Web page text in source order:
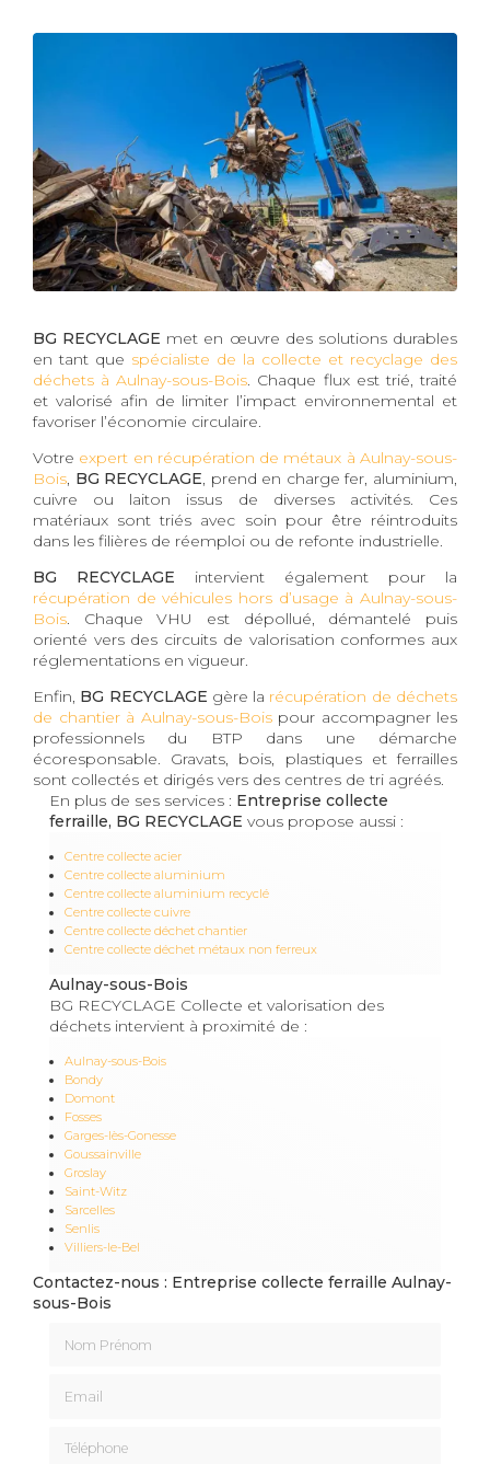
BG RECYCLAGE met en œuvre des solutions durables
en tant que spécialiste de la collecte et recyclage des
déchets à Aulnay-sous-Bois. Chaque flux est trié, traité
et valorisé afin de limiter l’impact environnemental et
favoriser l’économie circulaire.
Votre expert en récupération de métaux à Aulnay-sous-
Bois, BG RECYCLAGE, prend en charge fer, aluminium,
cuivre ou laiton issus de diverses activités. Ces
matériaux sont triés avec soin pour être réintroduits
dans les filières de réemploi ou de refonte industrielle.
BG RECYCLAGE intervient également pour la
récupération de véhicules hors d’usage à Aulnay-sous-
Bois. Chaque VHU est dépollué, démantelé puis
orienté vers des circuits de valorisation conformes aux
réglementations en vigueur.
Enfin, BG RECYCLAGE gère la récupération de déchets
de chantier à Aulnay-sous-Boispour accompagner les
professionnels du BTP dans une démarche
écoresponsable. Gravats, bois, plastiques et ferrailles
sont collectés et dirigés vers des centres de tri agréés.
En plus de ses services : Entreprise collecte
ferraille, BG RECYCLAGE vous propose aussi :
Centre collecte acier
Centre collecte aluminium
Centre collecte aluminium recyclé
Centre collecte cuivre
Centre collecte déchet chantier
Centre collecte déchet métaux non ferreux
Aulnay-sous-Bois
BG RECYCLAGE Collecte et valorisation des
déchets intervient à proximité de :
Aulnay-sous-Bois
Bondy
Domont
Fosses
Garges-lès-Gonesse
Goussainville
Groslay
Saint-Witz
Sarcelles
Senlis
Villiers-le-Bel
Contactez-nous : Entreprise collecte ferraille Aulnay-
sous-Bois